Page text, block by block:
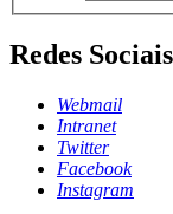
Redes Sociais
Webmail
Intranet
Twitter
Facebook
Instagram